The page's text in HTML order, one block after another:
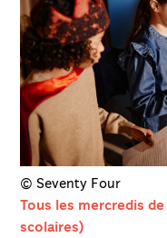
© Seventy Four
Tous les mercredis de
scolaires)